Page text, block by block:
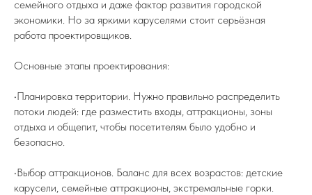
семейного отдыха и даже фактор развития городской
экономики. Но за яркими каруселями стоит серьёзная
работа проектировщиков.
Основные этапы проектирования:
•Планировка территории. Нужно правильно распределить
потоки людей: где разместить входы, аттракционы, зоны
отдыха и общепит, чтобы посетителям было удобно и
безопасно.
•Выбор аттракционов. Баланс для всех возрастов: детские
карусели, семейные аттракционы, экстремальные горки.